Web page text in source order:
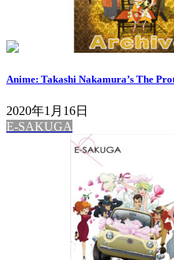
Anime: Takashi Nakamura’s The
2020年1月16日
E-SAKUGA